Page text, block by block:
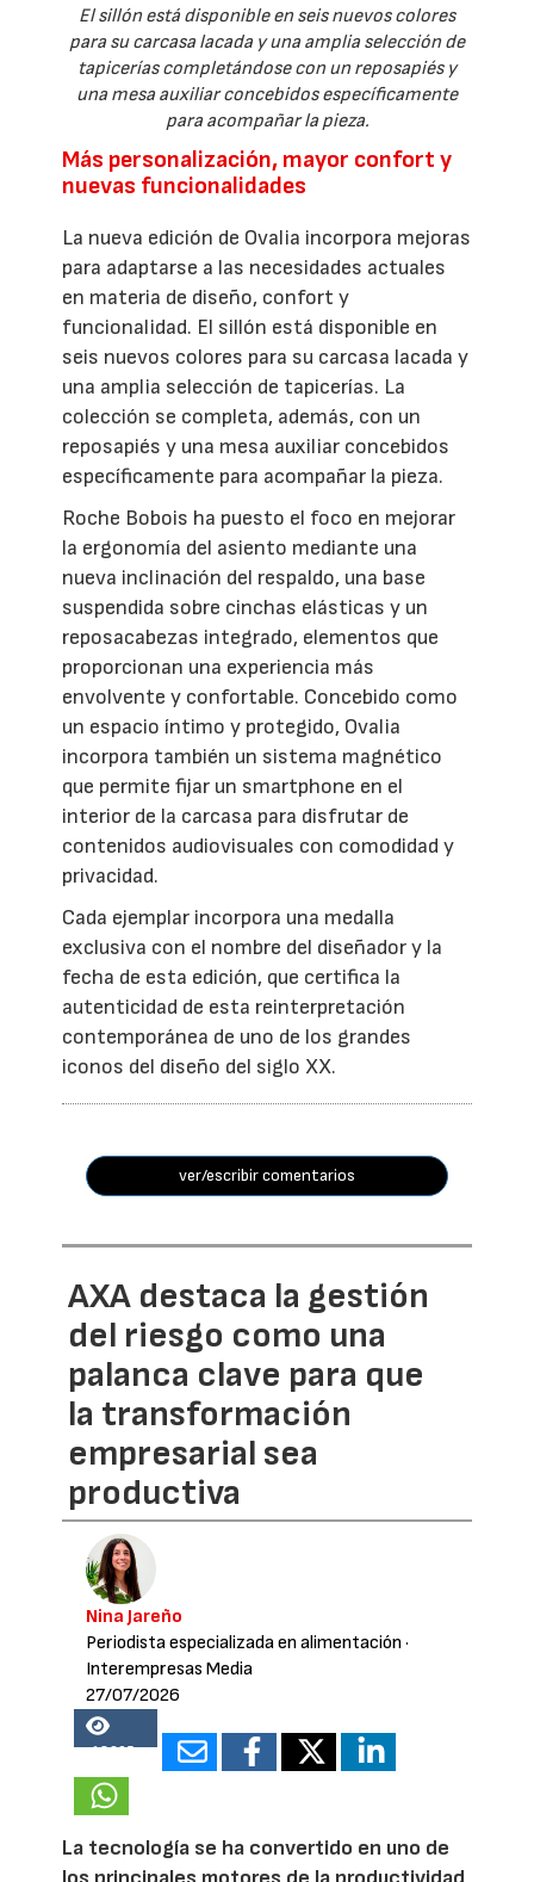
El sillón está disponible en seis nuevos colores
para su carcasa lacada y una amplia selección de
tapicerías completándose con un reposapiés y
una mesa auxiliar concebidos específicamente
para acompañar la pieza.
Más personalización, mayor confort y
nuevas funcionalidades
La nueva edición de Ovalia incorpora mejoras
para adaptarse a las necesidades actuales
en materia de diseño, confort y
funcionalidad. El sillón está disponible en
seis nuevos colores para su carcasa lacada y
una amplia selección de tapicerías. La
colección se completa, además, con un
reposapiés y una mesa auxiliar concebidos
específicamente para acompañar la pieza.
Roche Bobois ha puesto el foco en mejorar
la ergonomía del asiento mediante una
nueva inclinación del respaldo, una base
suspendida sobre cinchas elásticas y un
reposacabezas integrado, elementos que
proporcionan una experiencia más
envolvente y confortable. Concebido como
un espacio íntimo y protegido, Ovalia
incorpora también un sistema magnético
que permite fijar un smartphone en el
interior de la carcasa para disfrutar de
contenidos audiovisuales con comodidad y
privacidad.
Cada ejemplar incorpora una medalla
exclusiva con el nombre del diseñador y la
fecha de esta edición, que certifica la
autenticidad de esta reinterpretación
contemporánea de uno de los grandes
iconos del diseño del siglo XX.
ver/escribir comentarios
AXA destaca la gestión
del riesgo como una
palanca clave para que
la transformación
empresarial sea
productiva
Nina Jareño
Periodista especializada en alimentación ·
Interempresas Media
27/07/2026
18605
La tecnología se ha convertido en uno de